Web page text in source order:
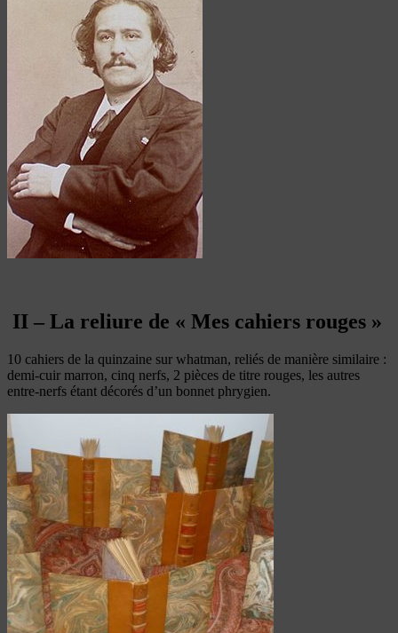
II – La reliure de « Mes cahiers rouges »
10 cahiers de la quinzaine sur whatman, reliés de manière similaire :
demi-cuir marron, cinq nerfs, 2 pièces de titre rouges, les autres
entre-nerfs étant décorés d’un bonnet phrygien.